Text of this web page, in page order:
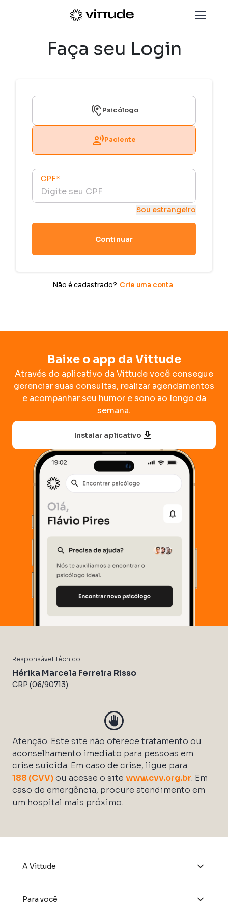
Faça seu Login
Psicólogo
Paciente
CPF*
Sou estrangeiro
Continuar
Não é cadastrado? Crie uma conta
Baixe o app da Vittude
Através do aplicativo da Vittude você consegue
gerenciar suas consultas, realizar agendamentos
e acompanhar seu humor e sono ao longo da
semana.
Instalar aplicativo
Responsável Técnico
Hérika Marcela Ferreira Risso
CRP (06/90713)
Atenção: Este site não oferece tratamento ou
aconselhamento imediato para pessoas em
crise suicida. Em caso de crise, ligue para
188 (CVV)ou acesse o site www.cvv.org.br. Em
caso de emergência, procure atendimento em
um hospital mais próximo.
A Vittude
Seja um Vittuder
Para você